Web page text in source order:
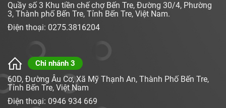
Quầy số 3 Khu tiền chế chợ Bến Tre, Đường 30/4, Phường
3, Thành phố Bến Tre, Tỉnh Bến Tre, Việt Nam.
Điện thoại: 0275.3816204
Chi nhánh 3
60D, Đường Âu Cơ, Xã Mỹ Thạnh An, Thành Phố Bến Tre,
Tỉnh Bến Tre, Việt Nam
Điện thoại: 0946 934 669